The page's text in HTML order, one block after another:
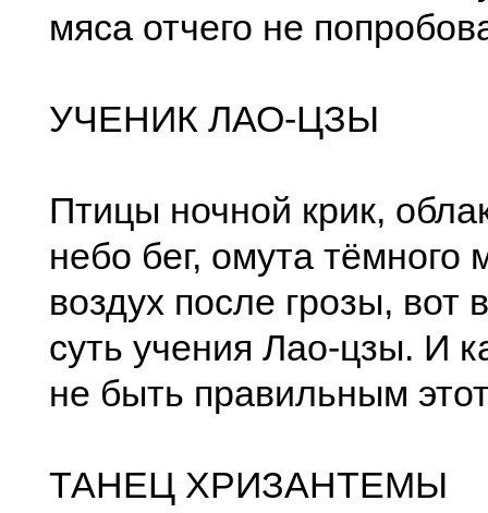
мяса отчего не
УЧЕНИК ЛАО-ЦЗЫ
Птицы ночной крик,
небо бег, омута тёмного
воздух после грозы, вот
суть учения Лао-цзы. И
не быть правильным
ТАНЕЦ ХРИЗАНТЕМЫ